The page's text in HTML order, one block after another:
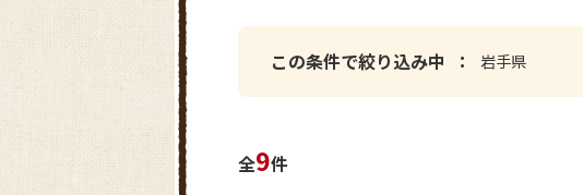
この条件で絞り込み中 岩手県
全9件